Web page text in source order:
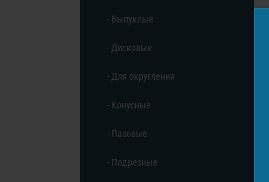
- Выпуклые
- Дисковые
- Для округления
- Конусные
- Пазовые
- Подрезные